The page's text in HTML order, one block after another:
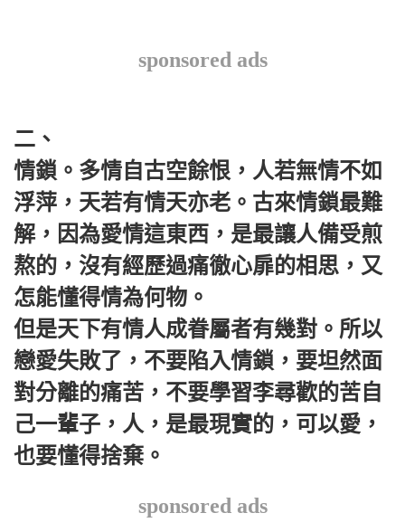
sponsored ads
二、
情鎖。多情自古空餘恨，人若無情不如
浮萍，天若有情天亦老。古來情鎖最難
解，因為愛情這東西，是最讓人備受煎
熬的，沒有經歷過痛徹心扉的相思，又
怎能懂得情為何物。
但是天下有情人成眷屬者有幾對。所以
戀愛失敗了，不要陷入情鎖，要坦然面
對分離的痛苦，不要學習李尋歡的苦自
己一輩子，人，是最現實的，可以愛，
也要懂得捨棄。
sponsored ads